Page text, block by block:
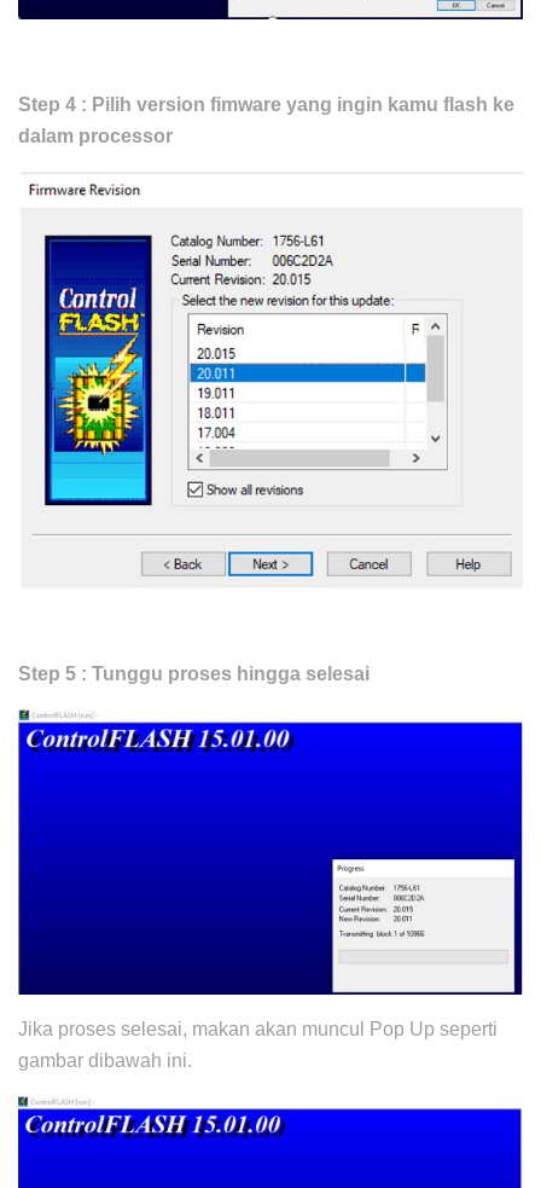
Step 4 : Pilih version fimware yang ingin kamu flash ke
dalam processor
Step 5 : Tunggu proses hingga selesai
Jika proses selesai, makan akan muncul Pop Up seperti
gambar dibawah ini.